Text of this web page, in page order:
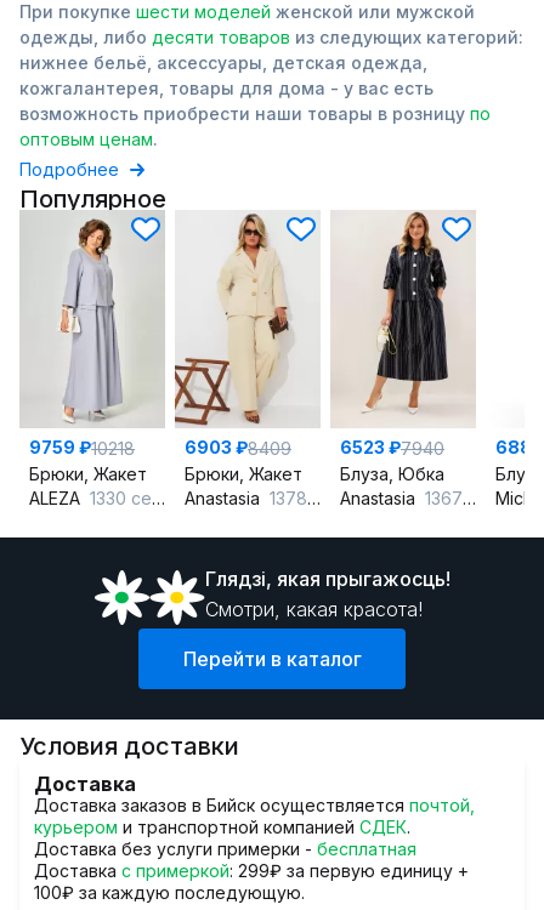
При покупке шести моделей женской или мужской
одежды, либо десяти товаров из следующих категорий:
нижнее бельё, аксессуары, детская одежда,
кожгалантерея, товары для дома - у вас есть
возможность приобрести наши товары в розницу по
оптовым ценам.
Подробнее
Популярное
9759 ₽10218
Брюки, Жакет
ALEZA 1330 серо-голубой
6903 ₽8409
Брюки, Жакет
Anastasia 1378 сливочный
6523 ₽7940
Блуза, Юбка
Anastasia 1367 синий
Глядзi, якая прыгажосць!
Смотри, какая красота!
Перейти в каталог
Условия доставки
Доставка
Доставка заказов в Бийск осуществляется почтой,
курьером и транспортной компанией СДЕК.
Доставка без услуги примерки - бесплатная
Доставка с примеркой: 299₽ за первую единицу +
100₽ за каждую последующую.